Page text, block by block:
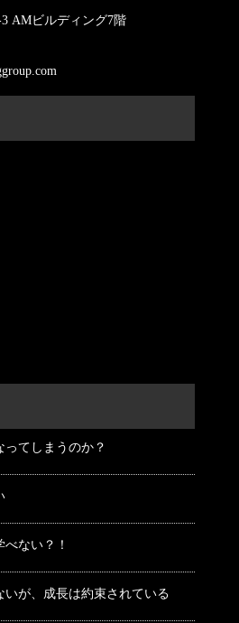
AMビルディング7階
ってしまうのか？
ない？！
いが、成長は約束されている